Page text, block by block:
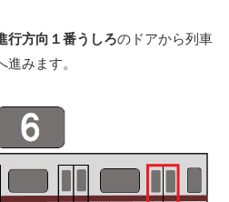
行方向１番うしろのドアから列車
みます。